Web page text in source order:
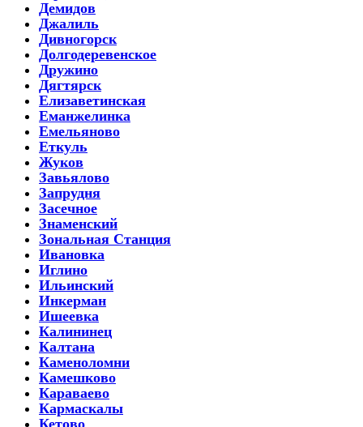
Демидов
Джалиль
Дивногорск
Долгодеревенское
Дружино
Дягтярск
Елизаветинская
Еманжелинка
Емельяново
Еткуль
Жуков
Завьялово
Запрудня
Засечное
Знаменский
Зональная Станция
Ивановка
Иглино
Ильинский
Инкерман
Ишеевка
Калининец
Калтана
Каменоломни
Камешково
Караваево
Кармаскалы
Кетово